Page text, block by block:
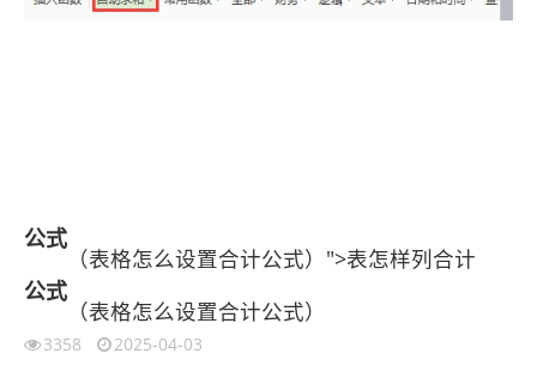
公式
（表格怎么设置合计公式）">表怎样列合计
公式
（表格怎么设置合计公式）
3358 2025-04-03